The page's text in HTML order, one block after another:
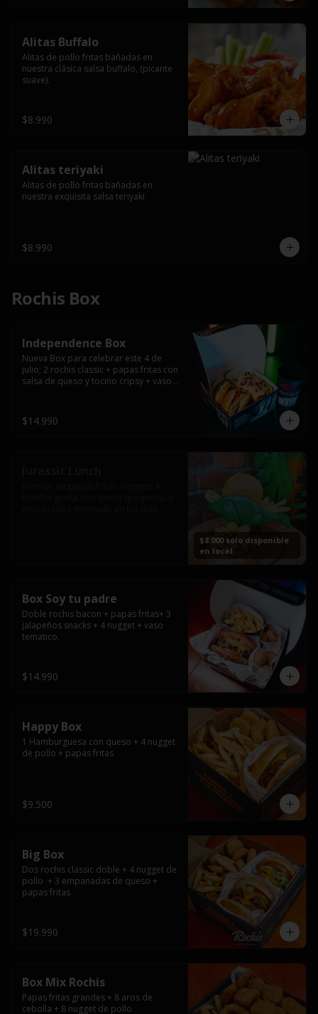
Alitas Buffalo
Alitas de pollo fritas bañadas en
nuestra clásica salsa buffalo, (picante
suave).
$8.990
Alitas teriyaki
Alitas de pollo fritas bañadas en
nuestra exquisita salsa teriyaki
$8.990
Rochis Box
Independence Box
Nueva Box para celebrar este 4 de
julio; 2 rochis classic + papas fritas con
salsa de queso y tocino cripsy + vaso
$14.990
$8.000 solo disponible
en local
Box Soy tu padre
Doble rochis bacon + papas fritas+ 3
jalapeños snacks + 4 nugget + vaso
tematico.
$14.990
Happy Box
1 Hamburguesa con queso + 4 nugget
de pollo + papas fritas
$9.500
Big Box
Dos rochis classic doble + 4 nugget de
pollo  + 3 empanadas de queso +
papas fritas
$19.990
Box Mix Rochis
Papas fritas grandes + 8 aros de
cebolla + 8 nugget de pollo